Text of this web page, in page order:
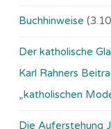
Buchhinweise
Der katholische
Karl Rahners
„katholischen
Die Auferstehung